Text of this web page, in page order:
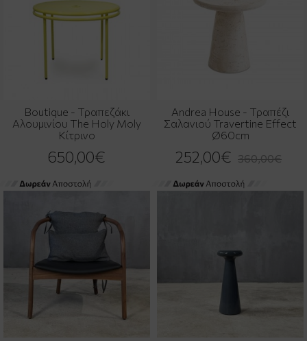
Boutique - Τραπεζάκι
Αλουμινίου The Holy Moly
Κίτρινο
650,00€
Andrea House - Τραπέζι
Σαλανιού Travertine Effect
Ø60cm
252,00€ 360,00€